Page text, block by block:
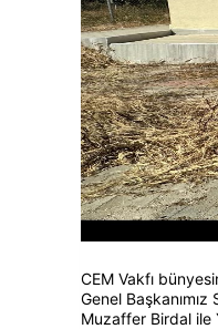
CEM Vakfı
Genel
Muzaffer Birdal ile